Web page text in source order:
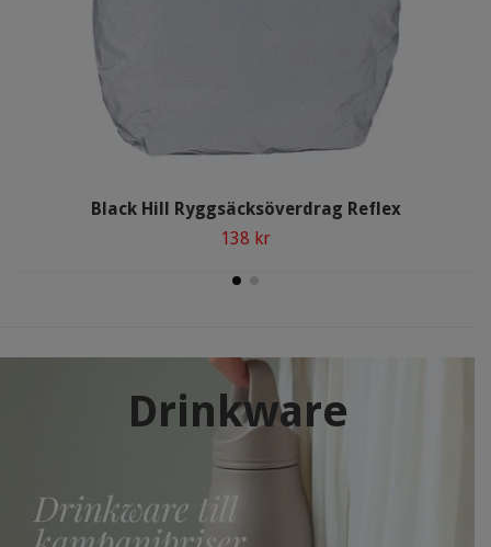
Drinkware
Black Hill Ryggsäcksöverdrag Reflex
138 kr